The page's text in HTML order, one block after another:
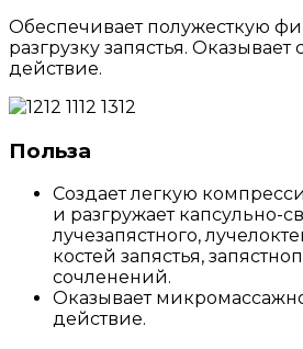
Обеспечивает полужесткую
разгрузку запястья.
действие.
Польза
Создает легкую
и разгружает капсульно-
лучезапястного,
костей запястья,
сочленений.
Оказывает
действие.